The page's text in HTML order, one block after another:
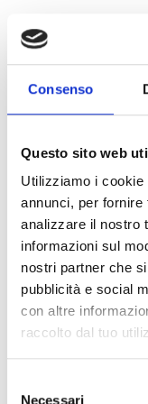
Consenso
Questo sito web
Utilizziamo i
annunci, per
analizzare il nostro
informazioni sul
nostri partner che
pubblicità e social
con altre
raccolto dal tuo
Necessari
Cerca per